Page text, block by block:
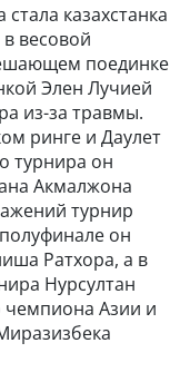
казахстанка
весовой
поединке
Элен Лучией
из-за травмы.
ринге и Даулет
турнира он
Акмалжона
турнир
он
Ратхора, а в
Нурсултан
чемпиона Азии и